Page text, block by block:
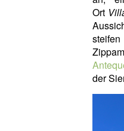
Ort
der